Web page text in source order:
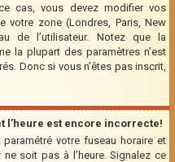
cas, vous devez modifier vos
votre zone (Londres, Paris, New
de l’utilisateur. Notez que la
la plupart des paramètres n’est
Donc si vous n’êtes pas inscrit,
l’heure est encore incorrecte!
votre fuseau horaire et
ne soit pas à l’heure. Signalez ce